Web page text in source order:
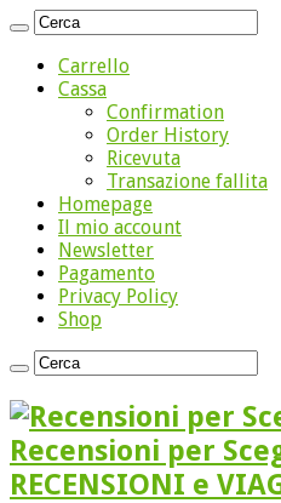
Carrello
Cassa
Confirmation
Order History
Ricevuta
Transazione fallita
Homepage
Il mio account
Newsletter
Pagamento
Privacy Policy
Shop
Recensioni per
RECENSIONI e